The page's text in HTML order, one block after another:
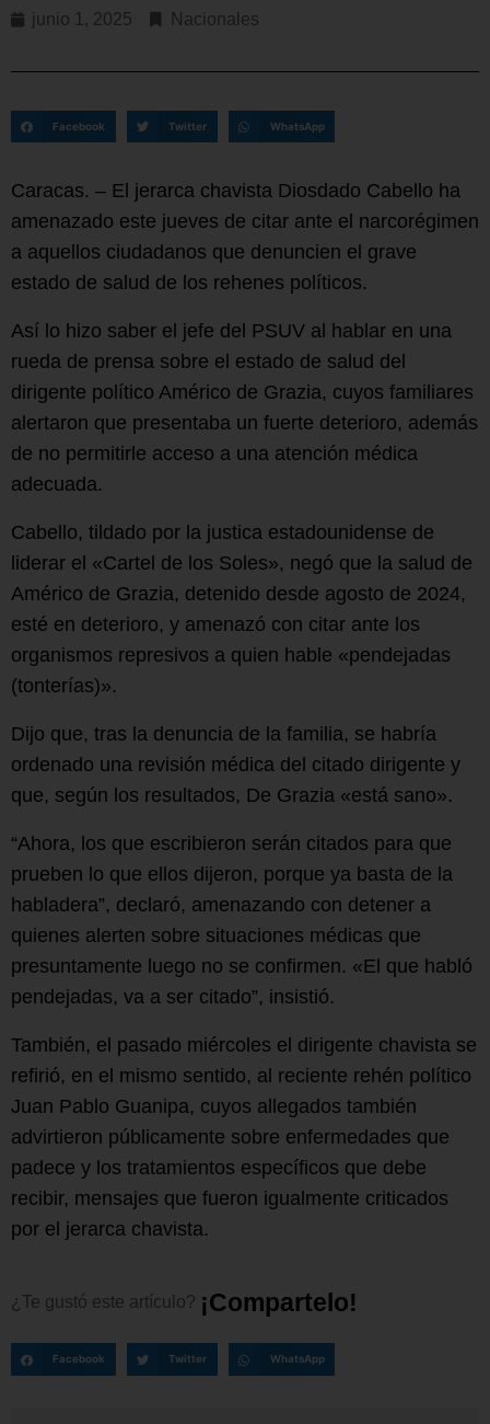
junio 1, 2025 Nacionales
Facebook Twitter WhatsApp
Caracas. – El jerarca chavista Diosdado Cabello ha
amenazado este jueves de citar ante el narcorégimen
a aquellos ciudadanos que denuncien el grave
estado de salud de los rehenes políticos.
Así lo hizo saber el jefe del PSUV al hablar en una
rueda de prensa sobre el estado de salud del
dirigente político Américo de Grazia, cuyos familiares
alertaron que presentaba un fuerte deterioro, además
de no permitirle acceso a una atención médica
adecuada.
Cabello, tildado por la justica estadounidense de
liderar el «Cartel de los Soles», negó que la salud de
Américo de Grazia, detenido desde agosto de 2024,
esté en deterioro, y amenazó con citar ante los
organismos represivos a quien hable «pendejadas
(tonterías)».
Dijo que, tras la denuncia de la familia, se habría
ordenado una revisión médica del citado dirigente y
que, según los resultados, De Grazia «está sano».
“Ahora, los que escribieron serán citados para que
prueben lo que ellos dijeron, porque ya basta de la
habladera”, declaró, amenazando con detener a
quienes alerten sobre situaciones médicas que
presuntamente luego no se confirmen. «El que habló
pendejadas, va a ser citado”, insistió.
También, el pasado miércoles el dirigente chavista se
refirió, en el mismo sentido, al reciente rehén político
Juan Pablo Guanipa, cuyos allegados también
advirtieron públicamente sobre enfermedades que
padece y los tratamientos específicos que debe
recibir, mensajes que fueron igualmente criticados
por el jerarca chavista.
¿Te gustó este artículo? ¡Comparte o!
Facebook Twitter WhatsApp